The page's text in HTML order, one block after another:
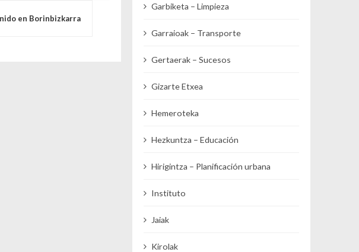
en Borinbizkarra
Garbiketa – Limpieza
Garraioak – Transporte
Gertaerak – Sucesos
Gizarte Etxea
Hemeroteka
Hezkuntza – Educación
Hirigintza – Planificación urbana
Instituto
Jaiak
Kirolak